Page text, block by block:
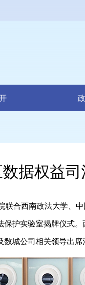
据权益
合西南政法大学、
护实验室揭牌仪式
城公司相关领导出席